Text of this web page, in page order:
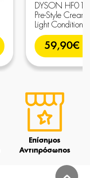
DYSON HF01
Pre-Style
Light
59,90€
Επίσημος
Αντιπρόσωπος